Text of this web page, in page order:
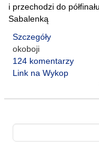
i przechodzi do
Sabalenką
Szczegóły
okoboji
124 komentarzy
Link na Wykop